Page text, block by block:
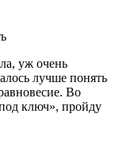
уж очень
лучше понять
Во
ключ», пройду